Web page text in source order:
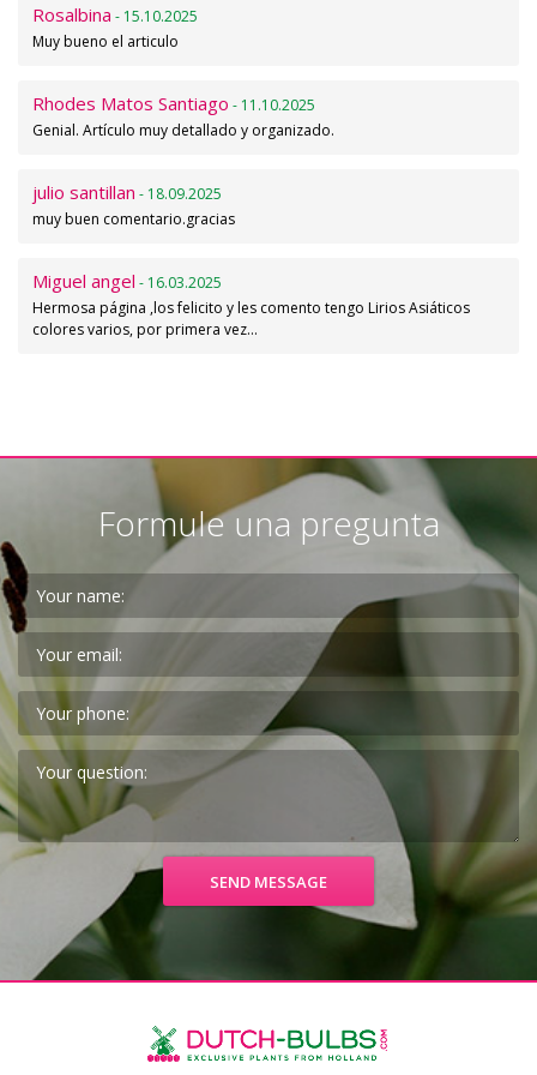
Rosalbina - 15.10.2025
Muy bueno el articulo
Rhodes Matos Santiago - 11.10.2025
Genial. Artículo muy detallado y organizado.
julio santillan - 18.09.2025
muy buen comentario.gracias
Miguel angel - 16.03.2025
Hermosa página ,los felicito y les comento tengo Lirios Asiáticos
colores varios, por primera vez…
Formule una pregunta